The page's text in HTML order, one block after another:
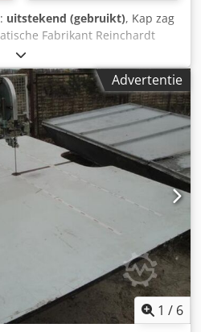
uitstekend (gebruikt), Kap zag
Fabrikant Reinchardt
Jaar van productie, 1998
Locatie Gorzów Wlkp.
Agsd H Hmhsmea EIGEN
levering Dekking van de klant
te komen Beschrijving
AANGEPASTE
TOT 1 MM, NIEUWE
DOOR HYDRAULISCHE
Advertentie
1 / 6